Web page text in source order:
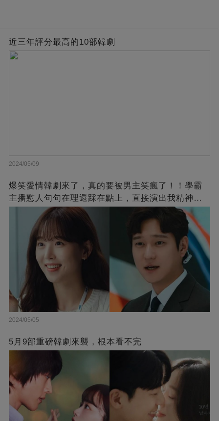
近三年評分最高的10部韓劇
2024/05/09
爆笑愛情韓劇來了，真的要被男主笑瘋了！！學霸
主播懟人句句在理還踩在點上，直接演出我精神世
界的嘴替！
2024/05/05
5月9部重磅韓劇來襲，根本看不完